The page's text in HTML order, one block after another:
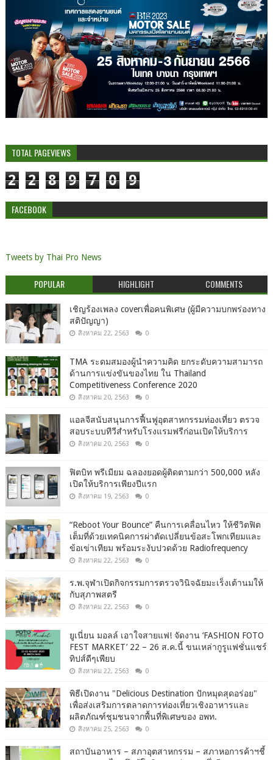
TOTAL PAGEVIEWS
2 2 8 9 7 0 9
FACEBOOK
Tweets by Thai Pro News
POPULAR HIGHLIGHT COMMENTS
เชิญร้องเพลง coverเพื่อคนพิเศษ (ผู้มีความบกพร่องทาง
สติปัญญา)
สิงหาคม 22, 2563 0
TMA ระดมสมองผู้นำความคิด ยกระดับความสามารถ
ด้านการแข่งขันของไทย ใน Thailand
Competitiveness Conference 2020
สิงหาคม 20, 2563 0
แอลจีสนับสนุนการฟื้นฟูอุตสาหกรรมท่องเที่ยว ตรวจ
สอบระบบทีวีสำหรับโรงแรมฟรีก่อนเปิดให้บริการ
สิงหาคม 20, 2563 0
ฟิตบิท พรีเมียม ฉลองยอดผู้ติดตามกว่า 500,000 หลัง
เปิดให้บริการเพียงปีแรก
สิงหาคม 19, 2563 0
“Reboot Your Bounce” คืนการเคลื่อนไหว ให้ชีวิตฟิต
เต็มที่ด้วยเทคนิคการผ่าตัดเปลี่ยนข้อสะโพกเทียมและ
ข้อเข่าเทียม พร้อมระงับปวดด้วย Radiofrequency
สิงหาคม 22, 2563 0
ร.พ.จุฬาเปิดกิจกรรมการตรวจวินิจฉัยมะเร็งเต้านมให้
กับสุภาพสตรี
สิงหาคม 22, 2563 0
ยูเนี่ยน มอลล์ เอาใจสายแฟ! จัดงาน ‘FASHION FOTO
FEST MARKET’ 22 – 26 ส.ค.นี้ ขนเหล่ากูรูแฟชั่นแชร์
ทิปส์ดีๆเพียบ
สิงหาคม 22, 2563 0
พิธีเปิดงาน "Delicious Destination ปักหมุดสุดอร่อย"
เพื่อส่งเสริมการตลาดการท่องเที่ยวเชิงอาหารและ
ผลิตภัณฑ์ชุมชนจากพื้นที่พิเศษของ อพท.
สิงหาคม 25, 2563 0
สถาบันอาหาร – สภาอุตสาหกรรม – สภาหอการค้าฯชี้